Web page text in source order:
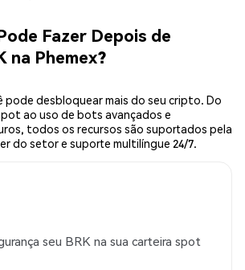
Fazer Depois de
na Phemex?
pode desbloquear mais do seu cripto. Do
ao uso de bots avançados e
todos os recursos são suportados pela
do setor e suporte multilíngue 24/7.
seu BRK na sua carteira spot